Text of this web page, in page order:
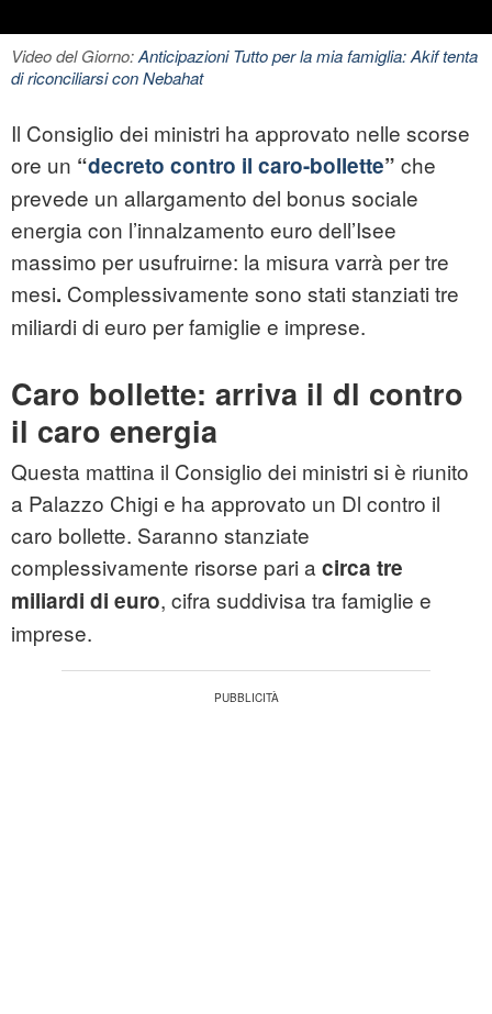
Video del Giorno:Anticipazioni Tutto per la mia famiglia: Akif tenta
di riconciliarsi con Nebahat
Il Consiglio dei ministri ha approvato nelle scorse
ore un “decreto contro il caro-bollette” che
prevede un allargamento del bonus sociale
energia con l’innalzamento euro dell’Isee
massimo per usufruirne: la misura varrà per tre
mesi. Complessivamente sono stati stanziati tre
miliardi di euro per famiglie e imprese.
Caro bollette: arriva il dl contro
il caro energia
Questa mattina il Consiglio dei ministri si è riunito
a Palazzo Chigi e ha approvato un Dl contro il
caro bollette. Saranno stanziate
complessivamente risorse pari a circa tre
miliardi di euro, cifra suddivisa tra famiglie e
imprese.